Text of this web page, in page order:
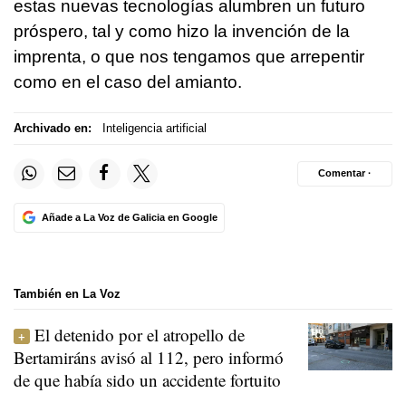
estas nuevas tecnologías alumbren un futuro
próspero, tal y como hizo la invención de la
imprenta, o que nos tengamos que arrepentir
como en el caso del amianto.
Archivado en: Inteligencia artificial
Añade a La Voz de Galicia en Google
Comentar ·
También en La Voz
El detenido por el atropello de
Bertamiráns avisó al 112, pero informó
de que había sido un accidente fortuito